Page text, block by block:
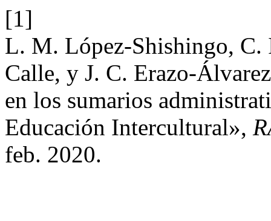
[1]
L. M. López-Shishingo, C.
Calle, y J. C. Erazo-
en los sumarios
Educación Intercultural»,
feb. 2020.